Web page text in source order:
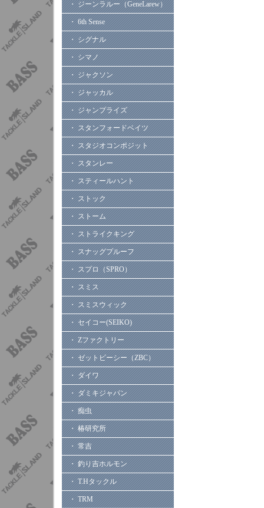
・ ジーンラルー（GeneLarew）
・ 6th Sense
・ シグナル
・ シマノ
・ ジャクソン
・ ジャッカル
・ ジャンプライズ
・ スタンフォードベイツ
・ スタジオコンポジット
・ スタンレー
・ スティールハント
・ ストック
・ ストーム
・ ストライクキング
・ スナッグプルーフ
・ スプロ（SPRO）
・ スミス
・ スミスウィック
・ セイコー(SEIKO)
・ Zファクトリー
・ ゼットビーシー（ZBC）
・ ダイワ
・ ダミキジャパン
・ 痴虫
・ 椿研究所
・ 常吉
・ 釣り吉ホルモン
・ T.Hタックル
・ TRM